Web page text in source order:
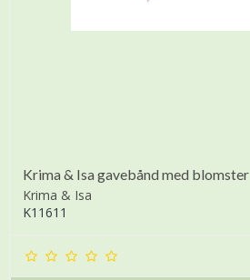
Krima & Isa gavebånd med blomster
Krima & Isa
K11611